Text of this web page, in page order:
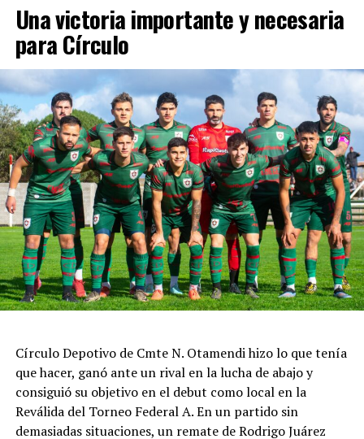
Una victoria importante y necesaria
para Círculo
Círculo Depotivo de Cmte N. Otamendi hizo lo que tenía
que hacer, ganó ante un rival en la lucha de abajo y
consiguió su objetivo en el debut como local en la
Reválida del Torneo Federal A. En un partido sin
demasiadas situaciones, un remate de Rodrigo Juárez